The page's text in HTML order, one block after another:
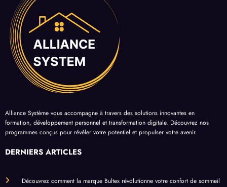
Alliance Système vous accompagne à travers des solutions innovantes en
formation, développement personnel et transformation digitale. Découvrez nos
programmes conçus pour révéler votre potentiel et propulser votre avenir.
DERNIERS ARTICLES
Découvrez comment la marque Bultex révolutionne votre confort de sommeil